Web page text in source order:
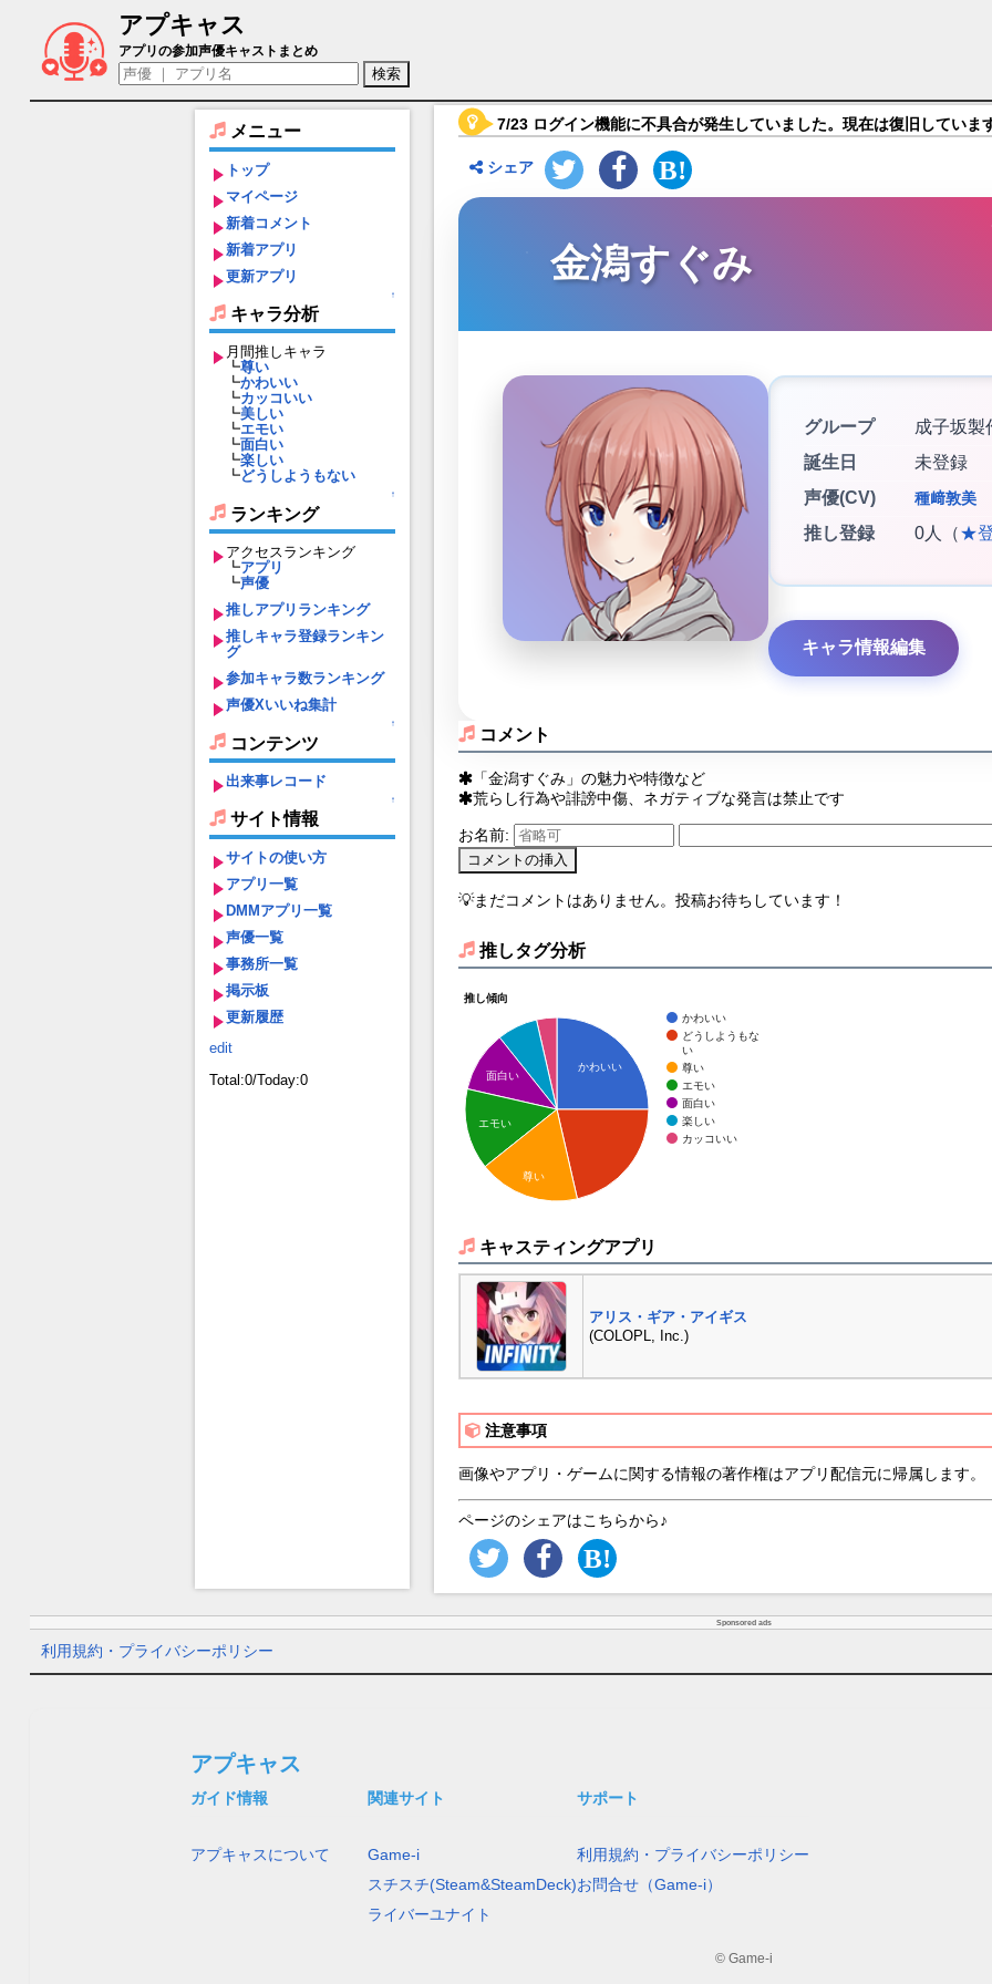
アプキャス
金潟すぐみ（声優：種﨑敦美)【アリス・ギア・アイギス】キャラ紹介
アプリの参加声優キャストまとめ
メニュー
トップ
マイページ
新着コメント
新着アプリ
更新アプリ
↑
キャラ分析
月間推しキャラ
┗尊い
┗かわいい
┗カッコいい
┗美しい
┗エモい
┗面白い
┗楽しい
┗どうしようもない
↑
ランキング
アクセスランキング
┗アプリ
┗声優
推しアプリランキング
推しキャラ登録ランキン
グ
参加キャラ数ランキング
声優Xいいね集計
↑
コンテンツ
出来事レコード
↑
サイト情報
サイトの使い方
アプリ一覧
DMMアプリ一覧
声優一覧
事務所一覧
掲示板
更新履歴
edit
Total:0/Today:0
7/23 ログイン機能に不具合が発生していました。現在は復旧していま
シェア
金潟すぐみ
グループ
成子坂製
誕生日
未登録
声優(CV)
種﨑敦美
推し登録 0人（★
キャラ情報編集
コメント
「金潟すぐみ」の魅力や特徴など
荒らし行為や誹謗中傷、ネガティブな発言は禁止です
お名前:
💡まだコメントはありません。投稿お待ちしています！
推しタグ分析
推し傾向
かわいい
どうしようもな
い
尊い
エモい
面白い
楽しい
カッコいい
かわいい
面白い
エモい
尊い
キャスティングアプリ
アリス・ギア・アイギス
(COLOPL, Inc.)
注意事項
画像やアプリ・ゲームに関する情報の著作権はアプリ配信元に帰属します。
ページのシェアはこちらから♪
Sponsored ads
利用規約・プライバシーポリシー
アプキャス
ガイド情報
アプキャスについて
関連サイト
Game-i
スチスチ(Steam&SteamDeck)
ライバーユナイト
サポート
利用規約・プライバシーポリシー
お問合せ（Game-i）
© Game-i